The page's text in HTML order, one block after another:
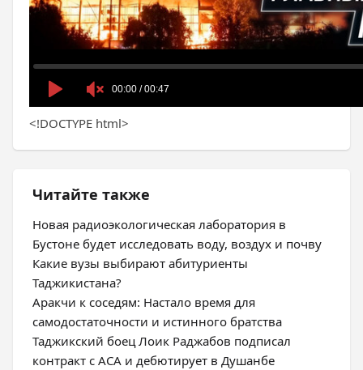
<!DOCTYPE html>
Читайте также
Новая радиоэкологическая лаборатория в
Бустоне будет исследовать воду, воздух и почву
Какие вузы выбирают абитуриенты
Таджикистана?
Аракчи к соседям: Настало время для
самодостаточности и истинного братства
Таджикский боец Лоик Раджабов подписал
контракт с ACA и дебютирует в Душанбе